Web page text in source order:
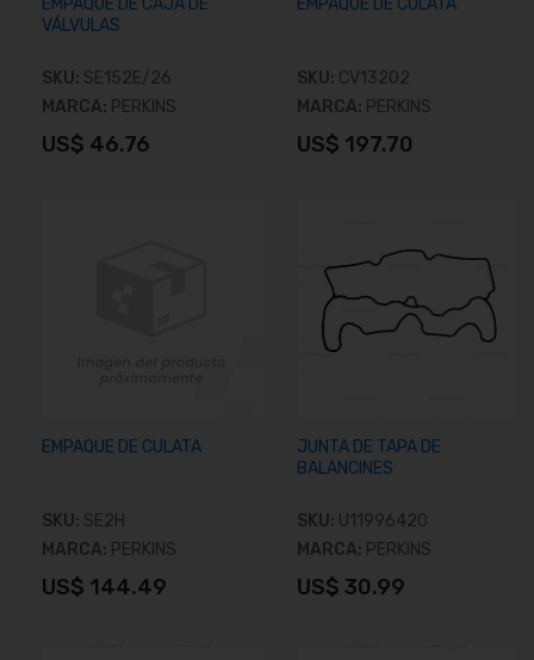
EMPAQUE DE CAJA DE
VÁLVULAS
SKU: SE152E/26
MARCA: PERKINS
US$ 46.76
EMPAQUE DE CULATA
SKU: CV13202
MARCA: PERKINS
US$ 197.70
EMPAQUE DE CULATA
SKU: SE2H
MARCA: PERKINS
US$ 144.49
JUNTA DE TAPA DE
BALANCINES
SKU: U11996420
MARCA: PERKINS
US$ 30.99